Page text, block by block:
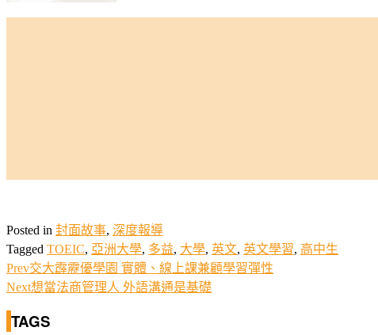
Posted in 封面故事, 深度報導
Tagged TOEIC, 亞洲大學, 多益, 大學, 英文, 英文學習, 高中生
Prev交大霹靂優學園 實體、線上課兼顧學習彈性
Next想當法商管理人 外語溝通是基礎
TAGS